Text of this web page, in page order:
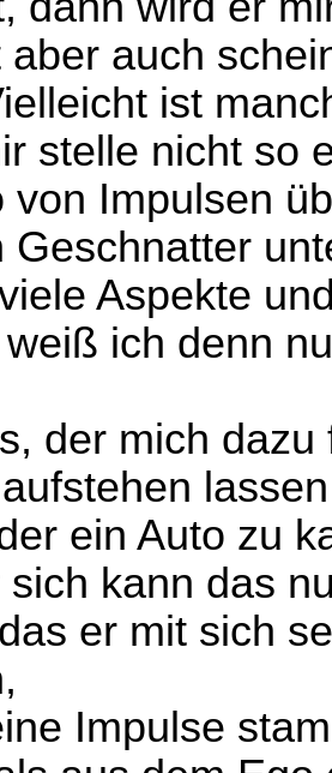
aber auch
ist
stelle nicht so
von Impulsen
Geschnatter
Aspekte
ich denn
der mich
ein Auto zu
kann das
er mit sich
Impulse